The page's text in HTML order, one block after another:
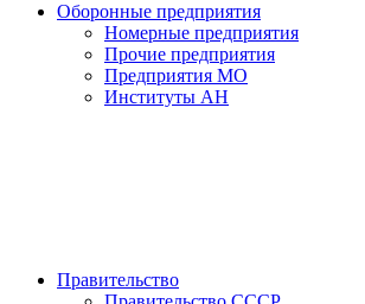
Оборонные предприятия
Номерные предприятия
Прочие предприятия
Предприятия МО
Институты АН
Правительство